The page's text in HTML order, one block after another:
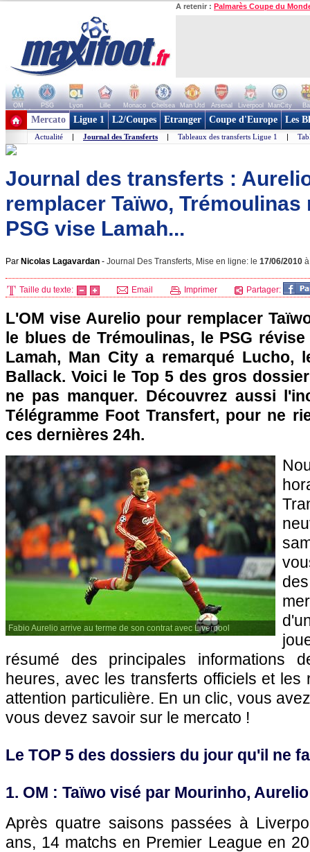
A retenir : Palmarès Coupe du
OM PSG Lyon Lille Monaco Chelsea Man Utd Arsenal Liverpool ManCity
+ de clubs
Mercato Ligue 1 L2/Coupes Etranger Coupe d'Europe Les
Actualité | Journal des Transferts | Tableaux des transferts Ligue 1 |
Journal des transferts :
remplacer Taïwo, Trémoulinas
PSG vise Lamah...
Par Nicolas Lagavardan - Journal Des Transferts, Mise en ligne: le 17/06/2010
Taille du texte: Email Imprimer Partager:
L'OM vise Aurelio pour remplacer
le blues de Trémoulinas, le PSG
Lamah, Man City a remarqué Lucho,
Ballack. Voici le Top 5 des gros
ne pas manquer. Découvrez aussi
Télégramme Foot Transfert, pour ne
ces dernières 24h.
Fabio Aurelio arrive au terme de son contrat avec Liverpool
résumé des principales informations
heures, avec les transferts officiels et les
attention particulière. En un clic, vous
vous devez savoir sur le mercato !
Le TOP 5 des dossiers du jour qu'il ne
1. OM : Taïwo visé par Mourinho,
Après quatre saisons passées à
ans, 14 matchs en Premier League en